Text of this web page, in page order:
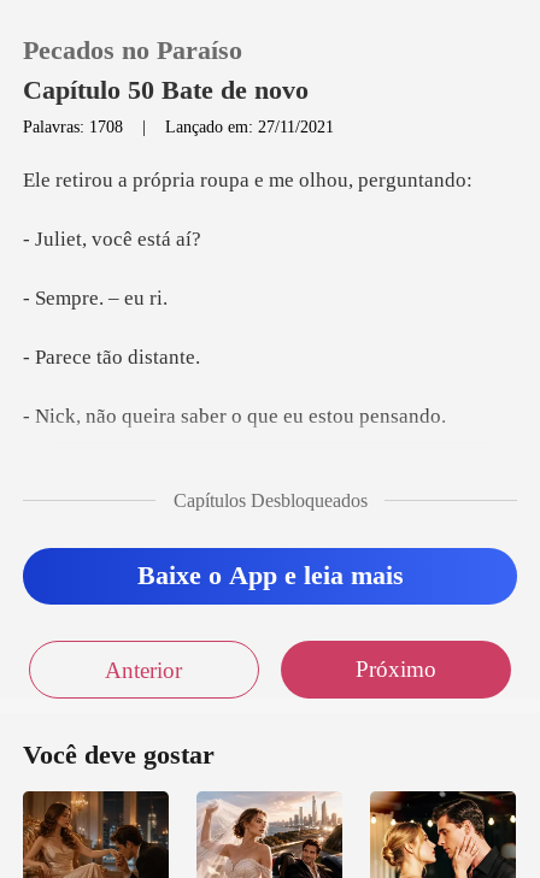
Loja
Histórico
Pecados no Paraíso
Capítulo 50 Bate de novo
Palavras: 1708 |Lançado em: 27/11/2021
pria roupa e me o
t, você
re. –
e tão d
ra saber o que e
cama e montei
perguntei sensualmente en
você
Capítulos Desbloqueados
Baixe o App e leia mais
Anterior Próximo
Você deve gostar